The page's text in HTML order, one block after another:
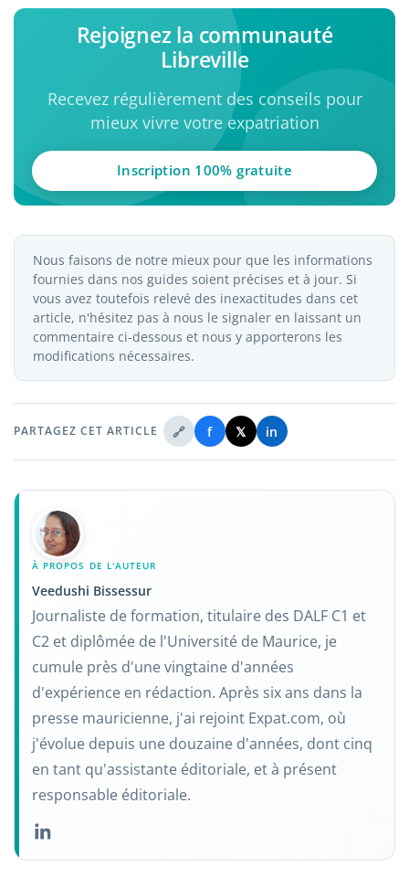
Rejoignez la communauté
Libreville
Recevez régulièrement des conseils pour
mieux vivre votre expatriation
Inscription 100% gratuite
Nous faisons de notre mieux pour que les informations
fournies dans nos guides soient précises et à jour. Si
vous avez toutefois relevé des inexactitudes dans cet
article, n'hésitez pas à nous le signaler en laissant un
commentaire ci-dessous et nous y apporterons les
modifications nécessaires.
PARTAGEZ CET ARTICLE 🔗 f 𝕏 in
À PROPOS DE L'AUTEUR
Veedushi Bissessur
Journaliste de formation, titulaire des DALF C1 et
C2 et diplômée de l'Université de Maurice, je
cumule près d'une vingtaine d'années
d'expérience en rédaction. Après six ans dans la
presse mauricienne, j'ai rejoint Expat.com, où
j'évolue depuis une douzaine d'années, dont cinq
en tant qu'assistante éditoriale, et à présent
responsable éditoriale.